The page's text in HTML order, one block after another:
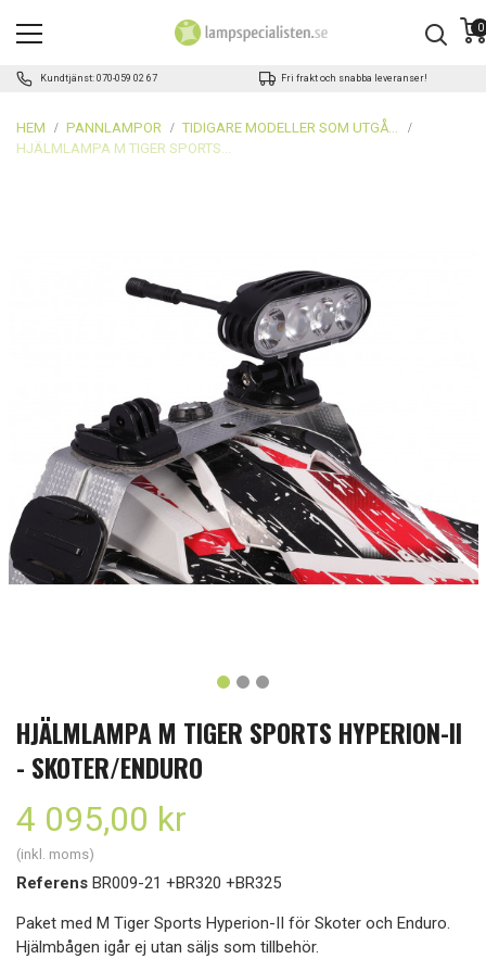
Kundtjänst: 070-059 02 67 Fri frakt och snabba leveranser!
0
HEM PANNLAMPOR
HJÄLMLAMPA M TIGER SPORTS HYPERION-II
- SKOTER/ENDURO
4 095,00 kr
(inkl. moms)
Referens BR009-21 +BR320 +BR325
Paket med M Tiger Sports Hyperion-II för Skoter och Enduro.
Hjälmbågen igår ej utan säljs som tillbehör.